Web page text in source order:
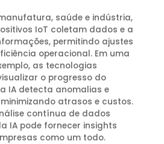
saúde e indústria,
IoT coletam dados e a
permitindo ajustes
operacional. Em uma
as tecnologias
o progresso do
IA detecta anomalias e
atrasos e custos.
contínua de dados
IA pode fornecer insights
como um todo.